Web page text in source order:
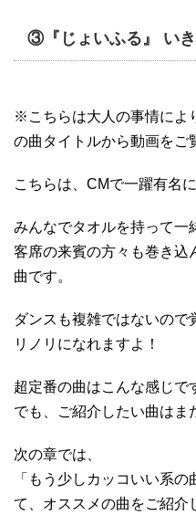
③『じょいふる』 い
※こちらは大人の事情によ
の曲タイトルから動画をご
こちらは、CMで一躍有名
みんなでタオルを持って一
客席の来賓の方々も巻き込
曲です。
ダンスも複雑ではないので
リノリになれますよ！
超定番の曲はこんな感じで
でも、ご紹介したい曲はま
次の章では、
「もう少しカッコいい系
て、オススメの曲をご紹介